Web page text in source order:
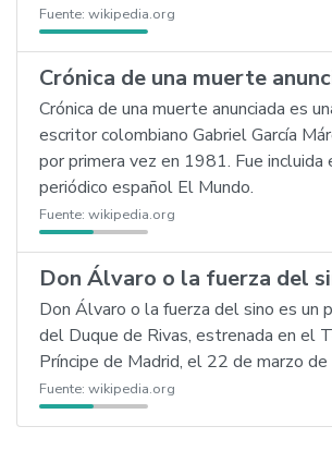
Fuente: wikipedia.org
Crónica de una muerte
Crónica de una muerte anunciada es
escritor colombiano Gabriel García
por primera vez en 1981. Fue incluida
periódico español El Mundo.
Fuente: wikipedia.org
Don Álvaro o la fuerza del
Don Álvaro o la fuerza del sino es un
del Duque de Rivas, estrenada en el
Príncipe de Madrid, el 22 de marzo
Fuente: wikipedia.org